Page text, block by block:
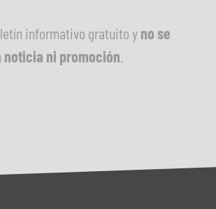
informativo gratuito yno se
noticia ni promoción